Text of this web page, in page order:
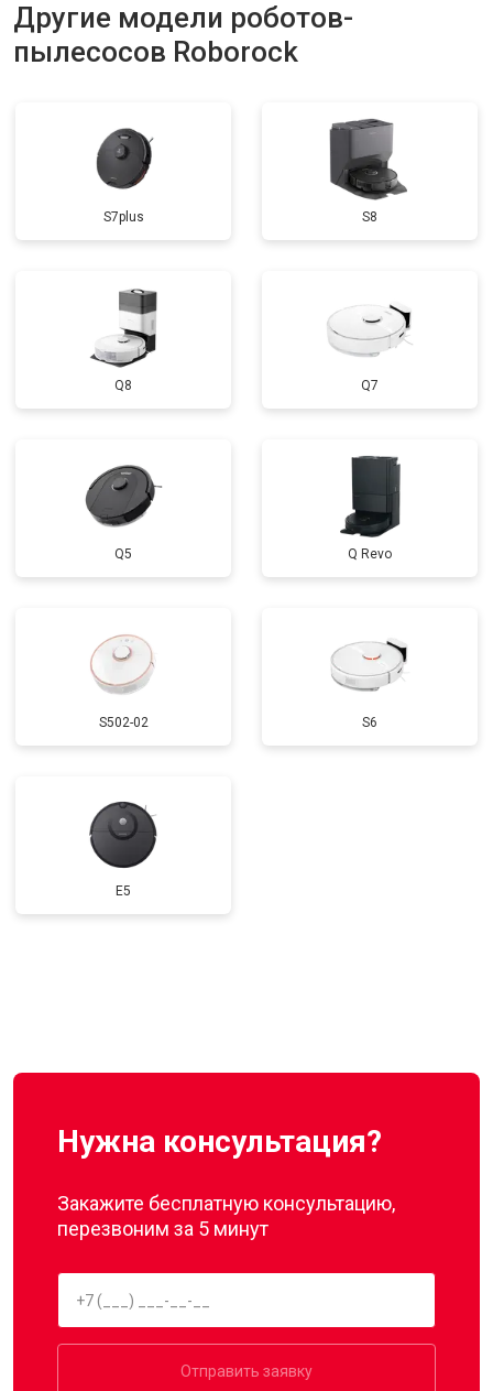
Другие модели роботов-
пылесосов Roborock
S7plus S8
Q8 Q7
Q5 Q Revo
S502-02 S6
E5
Нужна консультация?
Закажите бесплатную консультацию,
перезвоним за 5 минут
Отправить заявку